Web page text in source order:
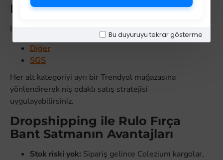
Bu duyuruyu tekrar gösterme
Rulo Fırça Bant Ürün Grupları
Bu ana kategoride yer alan ürün gruplarını keşfedin:
Diğer
SGS
Her alt kategoriyi ayrı bir Trendyol mağazasına
yönlendirerek niş odaklı satış stratejisi
uygulayabilirsiniz.
Dropshipping ile Rulo Fırça
Bant Satmanın Avantajları
Stok riski yok: Sipariş gelince Colezium kargolar,